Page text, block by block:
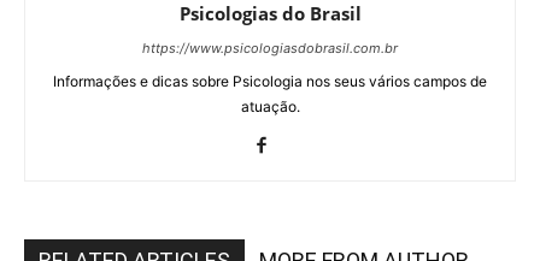
Psicologias do Brasil
https://www.psicologiasdobrasil.com.br
Informações e dicas sobre Psicologia nos seus vários campos de
atuação.